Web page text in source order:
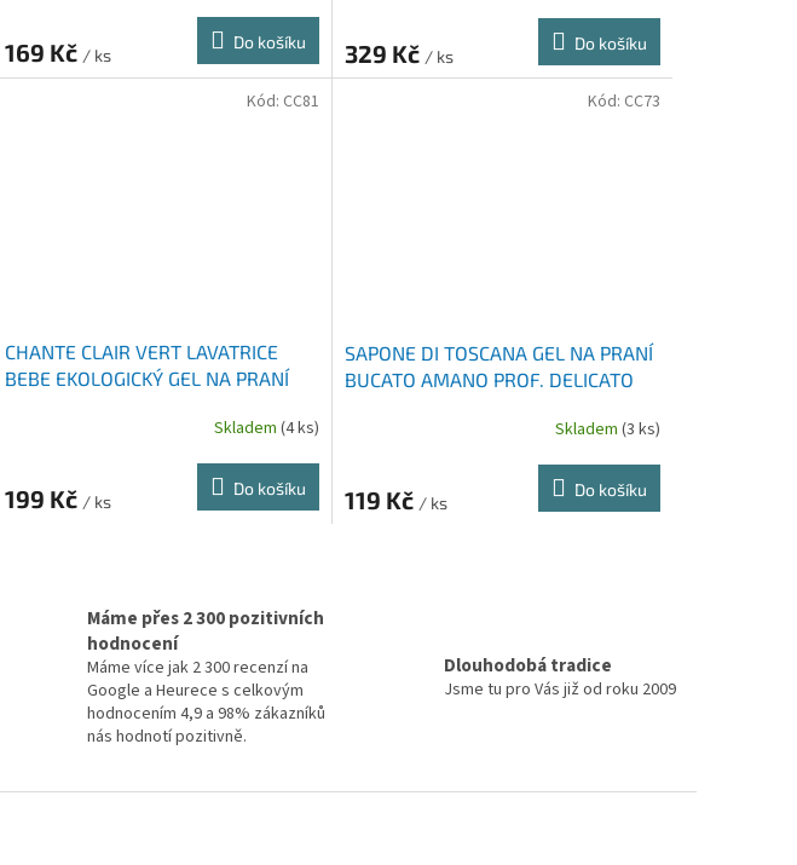
169 Kč / ks
Do košíku 329 Kč / ks
Do košíku
CHANTE CLAIR VERT LAVATRICE
BEBE EKOLOGICKÝ GEL NA PRANÍ
Skladem (4 ks)
199 Kč / ks
Do košíku
Kód: CC81
SAPONE DI TOSCANA GEL NA PRANÍ
BUCATO AMANO PROF. DELICATO
Skladem (3 ks)
119 Kč / ks
Do košíku
Kód: CC73
á
d
a
c
í
p
v
Máme přes 2 300 pozitivních
hodnocení
Máme více jak 2 300 recenzí na
Google a Heurece s celkovým
hodnocením 4,9 a 98% zákazníků
nás hodnotí pozitivně.
Dlouhodobá tradice
Jsme tu pro Vás již od roku 2009